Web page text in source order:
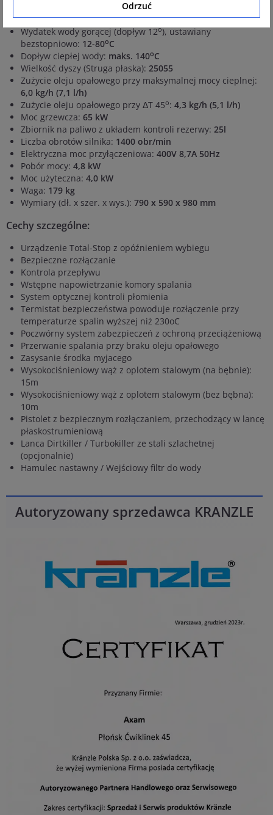
Maks. dozwolone nadciśnienie:170 bar
Wydajność wody:15 l/min (900 l/h)
Wydatek wody gorącej (dopływ 12o), ustawiany
bezstopniowo: 12-80oC
Dopływ ciepłej wody: maks. 140oC
Wielkość dyszy (Struga płaska): 25055
Zużycie oleju opałowego przy maksymalnej mocy cieplnej:
6,0 kg/h (7,1 l/h)
Zużycie oleju opałowego przy ΔT 45o: 4,3 kg/h (5,1 l/h)
Moc grzewcza: 65 kW
Zbiornik na paliwo z układem kontroli rezerwy: 25l
Liczba obrotów silnika: 1400 obr/min
Elektryczna moc przyłączeniowa: 400V 8,7A 50Hz
Pobór mocy: 4,8 kW
Moc użyteczna: 4,0 kW
Waga: 179 kg
Wymiary (dł. x szer. x wys.): 790 x 590 x 980 mm
Cechy szczególne:
Urządzenie Total-Stop z opóźnieniem wybiegu
Bezpieczne rozłączanie
Kontrola przepływu
Wstępne napowietrzanie komory spalania
System optycznej kontroli płomienia
Termistat bezpieczeństwa powoduje rozłączenie przy
temperaturze spalin wyższej niż 230oC
Poczwórny system zabezpieczeń z ochroną przeciążeniową
Przerwanie spalania przy braku oleju opałowego
Zasysanie środka myjacego
Wysokociśnieniowy wąż z oplotem stalowym (na bębnie):
15m
Wysokociśnieniowy wąż z oplotem stalowym (bez bębna):
10m
Pistolet z bezpiecznym rozłączaniem, przechodzący w lancę
płaskostrumieniową
Lanca Dirtkiller / Turbokiller ze stali szlachetnej
(opcjonalnie)
Hamulec nastawny / Wejściowy filtr do wody
Autoryzowany sprzedawca KRANZLE
Odrzuć